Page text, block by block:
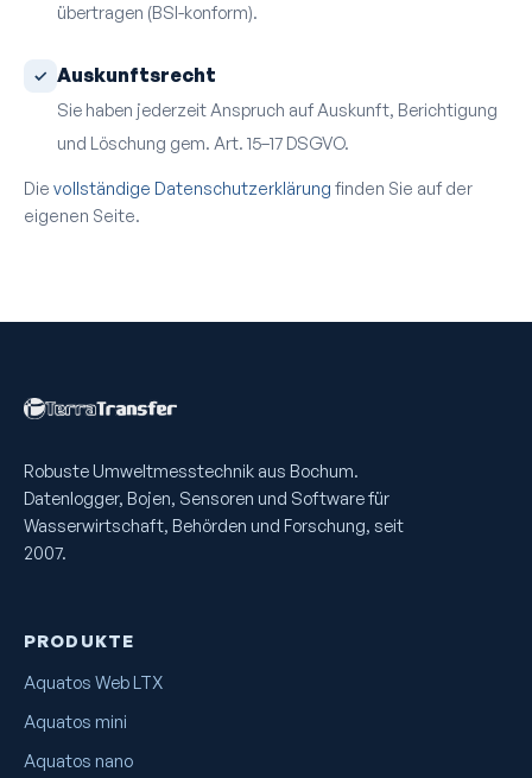
übertragen (BSI-konform).
Auskunfts­recht
Sie haben jederzeit Anspruch auf Auskunft, Berichtigung
und Löschung gem. Art. 15–17 DSGVO.
Die vollständige Datenschutzerklärung finden Sie auf der
eigenen Seite.
Robuste Umweltmess­technik aus Bochum.
Datenlogger, Bojen, Sensoren und Software für
Wasserwirtschaft, Behörden und Forschung, seit
2007.
PRODUKTE
Aquatos Web LTX
Aquatos mini
Aquatos nano